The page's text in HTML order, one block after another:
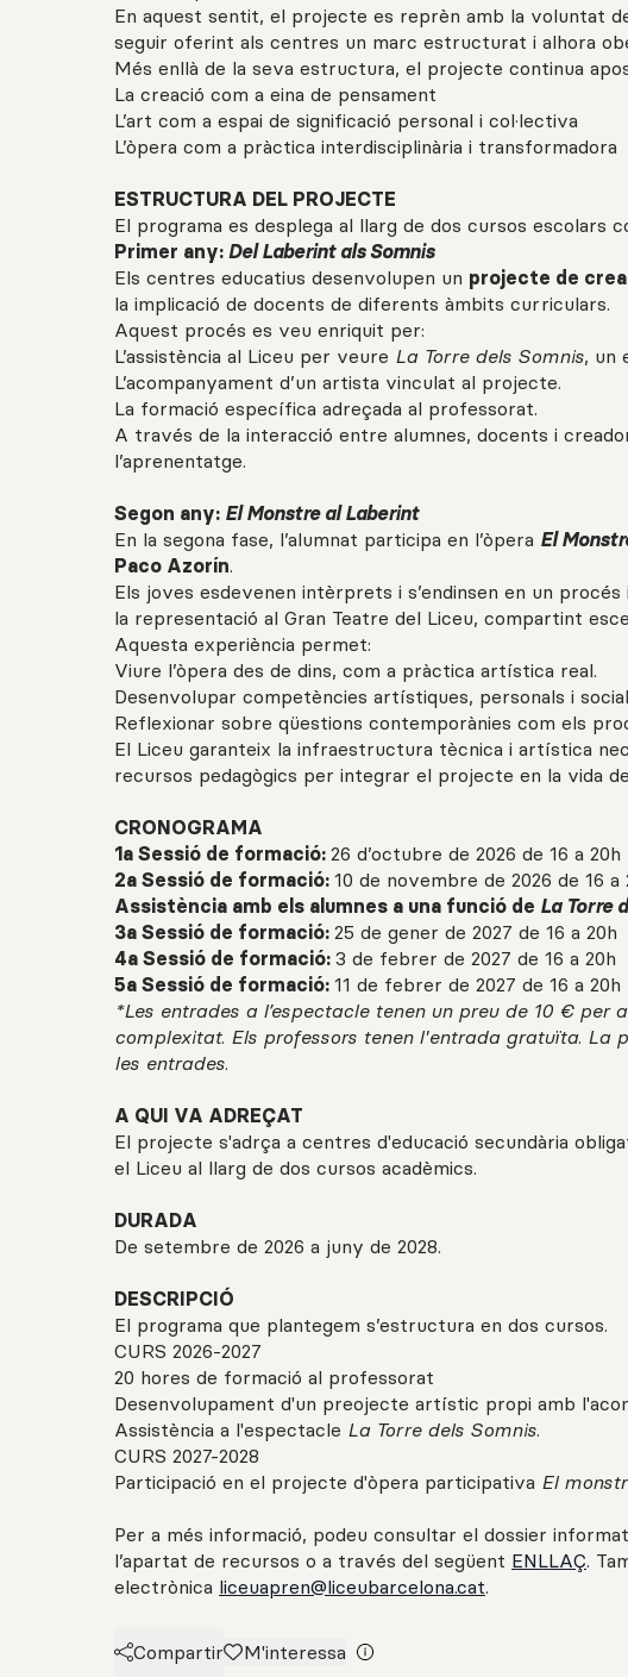
En aquest sentit, el projecte es reprèn amb la voluntat
seguir oferint als centres un marc estructurat i alhora
Més enllà de la seva estructura, el projecte continua
La creació com a eina de pensament
L’art com a espai de significació personal i col·lectiva
L’òpera com a pràctica interdisciplinària i transformadora
ESTRUCTURA DEL PROJECTE
El programa es desplega al llarg de dos cursos escolars
Primer any: Del Laberint als Somnis
Els centres educatius desenvolupen un projecte de
la implicació de docents de diferents àmbits curriculars.
Aquest procés es veu enriquit per:
L’assistència al Liceu per veure La Torre dels Somnis, un
L’acompanyament d’un artista vinculat al projecte.
La formació específica adreçada al professorat.
A través de la interacció entre alumnes, docents i
l’aprenentatge.
Segon any: El Monstre al Laberint
En la segona fase, l’alumnat participa en l’òpera El
Paco Azorín.
Els joves esdevenen intèrprets i s’endinsen en un
la representació al Gran Teatre del Liceu, compartint
Aquesta experiència permet:
Viure l’òpera des de dins, com a pràctica artística real.
Desenvolupar competències artístiques, personals i
Reflexionar sobre qüestions contemporànies com els
El Liceu garanteix la infraestructura tècnica i artística
recursos pedagògics per integrar el projecte en la vida
CRONOGRAMA
1a Sessió de formació: 26 d’octubre de 2026 de 16 a 20h
2a Sessió de formació: 10 de novembre de 2026 de 16 a
Assistència amb els alumnes a una funció de La Torre
3a Sessió de formació: 25 de gener de 2027 de 16 a 20h
4a Sessió de formació: 3 de febrer de 2027 de 16 a 20h
5a Sessió de formació: 11 de febrer de 2027 de 16 a 20h
*Les entrades a l’espectacle tenen un preu de 10 €
complexitat. Els professors tenen l'entrada gratuïta.
les entrades.
A QUI VA ADREÇAT
El projecte s'adrça a centres d'educació secundària
el Liceu al llarg de dos cursos acadèmics.
DURADA
De setembre de 2026 a juny de 2028.
DESCRIPCIÓ
El programa que plantegem s’estructura en dos cursos.
CURS 2026-2027
20 hores de formació al professorat
Desenvolupament d'un preojecte artístic propi amb
Assistència a l'espectacle La Torre dels Somnis.
CURS 2027-2028
Participació en el projecte d'òpera participativa El
Per a més informació, podeu consultar el dossier
l’apartat de recursos o a través del següent ENLLAÇ.
electrònica liceuapren@liceubarcelona.cat.
Compartir M'interessa